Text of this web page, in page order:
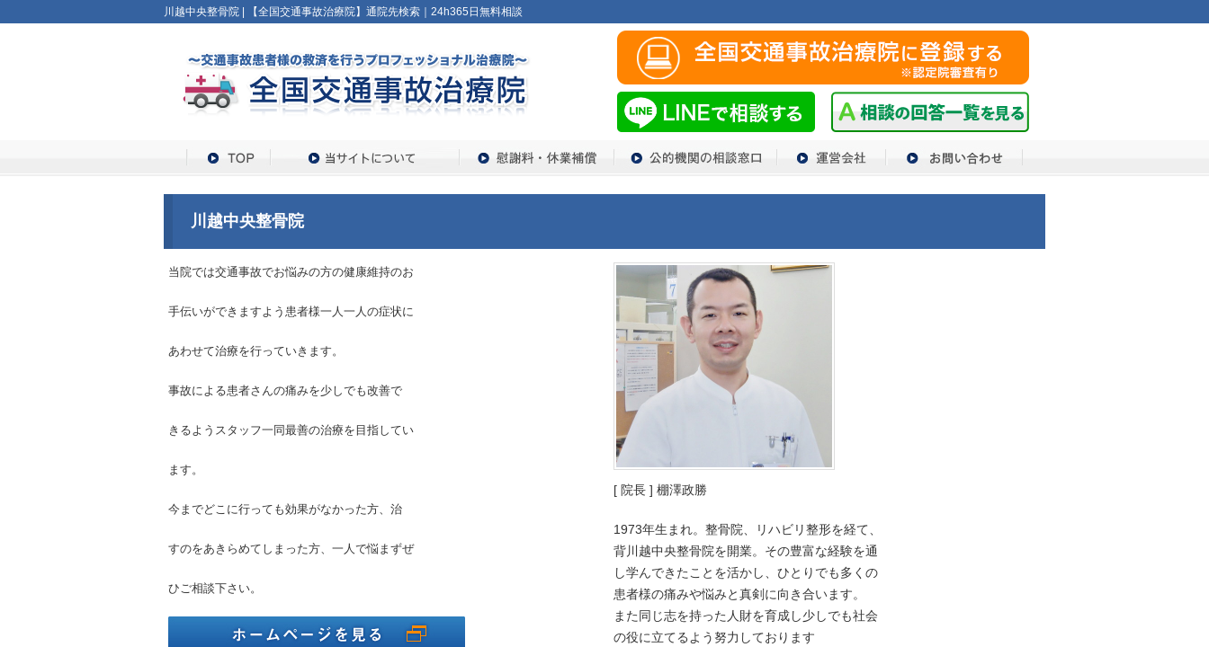
川越中央整骨院 | 【全国交通事故治療院】通院先検索｜24h365日無料相談
川越中央整骨院
当院では交通事故でお悩みの方の健康維持のお
手伝いができますよう患者様一人一人の症状に
あわせて治療を行っていきます。
事故による患者さんの痛みを少しでも改善で
きるようスタッフ一同最善の治療を目指してい
ます。
今までどこに行っても効果がなかった方、治
すのをあきらめてしまった方、一人で悩まずぜ
ひご相談下さい。
[ 院長 ] 棚澤政勝
1973年生まれ。整骨院、リハビリ整形を経て、
背川越中央整骨院を開業。その豊富な経験を通
し学んできたことを活かし、ひとりでも多くの
患者様の痛みや悩みと真剣に向き合います。
また同じ志を持った人財を育成し少しでも社会
の役に立てるよう努力しております